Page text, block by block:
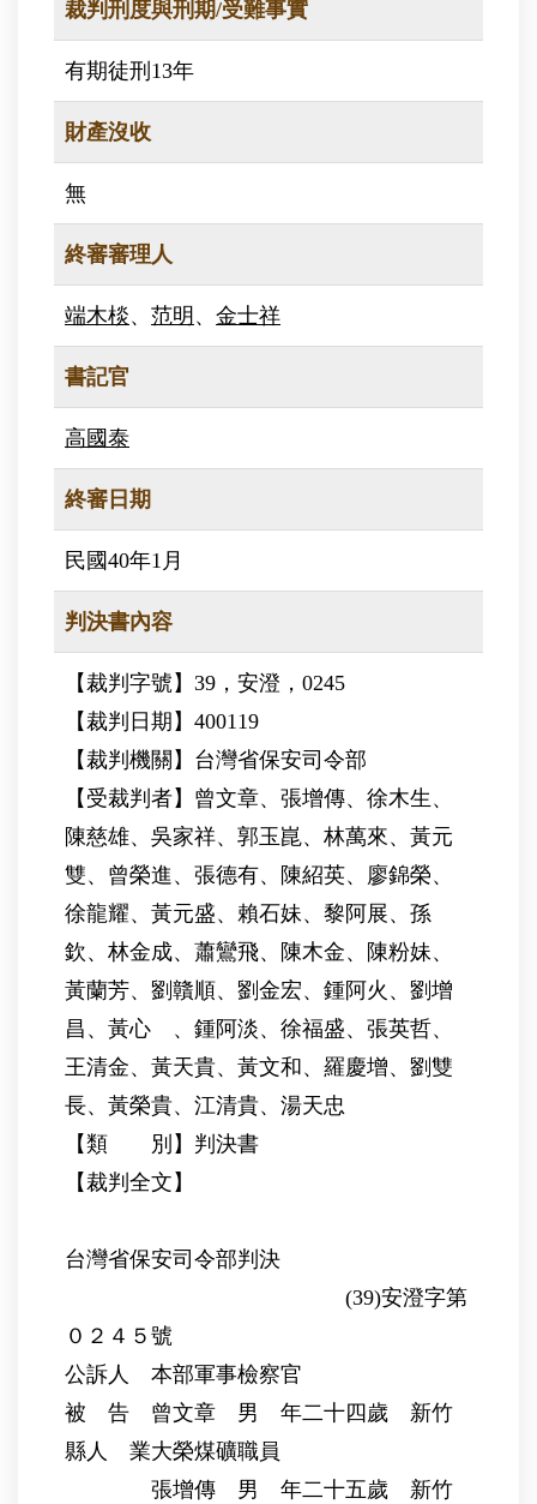
裁判刑度與刑期/受難事實
有期徒刑13年
財產沒收
無
終審審理人
端木棪、 范明 、 金士祥
書記官
高國泰
終審日期
民國40年1月
判決書內容
【裁判字號】39，安澄，0245
【裁判日期】400119
【裁判機關】台灣省保安司令部
【受裁判者】曾文章、張增傳、徐木生、
陳慈雄、吳家祥、郭玉崑、林萬來、黃元
雙、曾榮進、張德有、陳紹英、廖錦榮、
徐龍耀、黃元盛、賴石妹、黎阿展、孫
欽、林金成、蕭鸞飛、陳木金、陳粉妹、
黃蘭芳、劉贛順、劉金宏、鍾阿火、劉增
昌、黃心 、鍾阿淡、徐福盛、張英哲、
王清金、黃天貴、黃文和、羅慶增、劉雙
長、黃榮貴、江清貴、湯天忠
【類 別】判決書
【裁判全文】
台灣省保安司令部判決
(39)安澄字第
０２４５號
公訴人 本部軍事檢察官
被 告 曾文章 男 年二十四歲 新竹
縣人 業大榮煤礦職員
張增傳 男 年二十五歲 新竹